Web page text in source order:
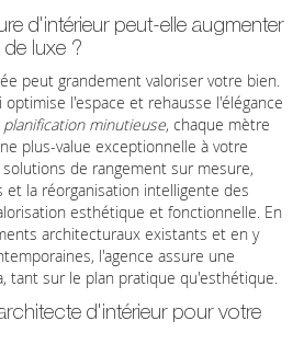
d'intérieur peut-elle augmenter
de luxe ?
peut grandement valoriser votre bien.
optimise l'espace et rehausse l'élégance
planification minutieuse, chaque mètre
plus-value exceptionnelle à votre
de rangement sur mesure,
et la réorganisation intelligente des
esthétique et fonctionnelle. En
architecturaux existants et en y
l'agence assure une
tant sur le plan pratique qu'esthétique.
d'intérieur pour votre